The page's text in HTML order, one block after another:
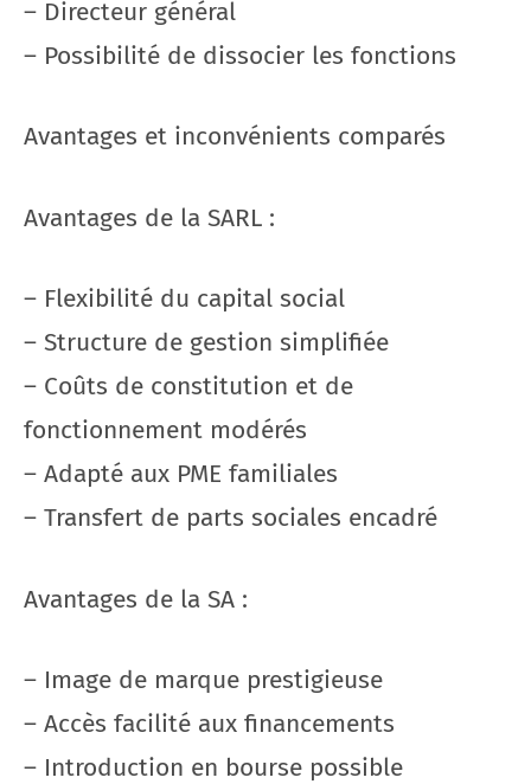
– Directeur général
– Possibilité de dissocier les fonctions
Avantages et inconvénients comparés
Avantages de la SARL :
– Flexibilité du capital social
– Structure de gestion simplifiée
– Coûts de constitution et de
fonctionnement modérés
– Adapté aux PME familiales
– Transfert de parts sociales encadré
Avantages de la SA :
– Image de marque prestigieuse
– Accès facilité aux financements
– Introduction en bourse possible